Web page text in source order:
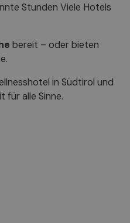
Stunden Viele Hotels
bereit – oder bieten
in Südtirol und
für alle Sinne.